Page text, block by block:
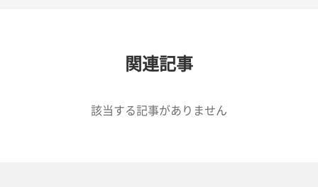
関連記事
該当する記事がありません